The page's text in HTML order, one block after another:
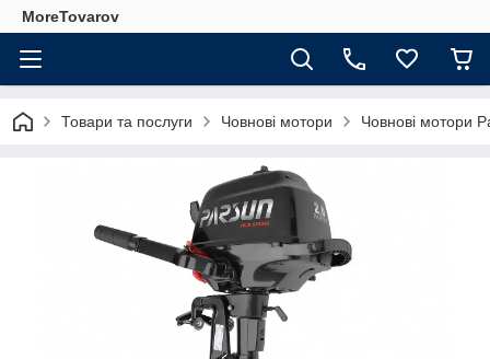
MoreTovarov
Товари та послуги Човнові мотори Човнові мотори